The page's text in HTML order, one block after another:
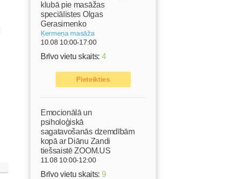
klubā pie masāžas
speciālistes Olgas
Gerasimenko
Ķermeņa masāža
10.08 10:00-17:00
Brīvo vietu skaits: 4
Pieteikties
Emocionālā un
psiholoģiskā
sagatavošanās dzemdībām
kopā ar Diānu Zandi
tiešsaistē ZOOM.US
11.08 10:00-12:00
Brīvo vietu skaits: 9